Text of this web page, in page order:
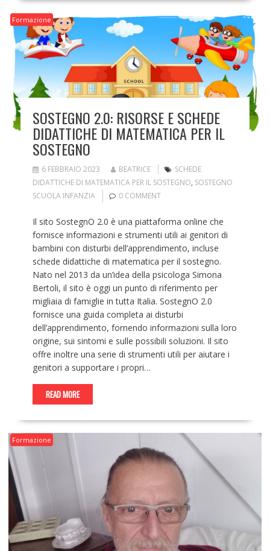
Formazione
SOSTEGNO 2.0: RISORSE E SCHEDE
DIDATTICHE DI MATEMATICA PER IL
SOSTEGNO
6 FEBBRAIO 2023 BEATRICE
SCHEDE
DIDATTICHE DI MATEMATICA PER IL SOSTEGNO, SOSTEGNO
SCUOLA INFANZIA
0 COMMENT
Il sito SostegnO 2.0 è una piattaforma online che
fornisce informazioni e strumenti utili ai genitori di
bambini con disturbi dell’apprendimento, incluse
schede didattiche di matematica per il sostegno.
Nato nel 2013 da un’idea della psicologa Simona
Bertoli, il sito è oggi un punto di riferimento per
migliaia di famiglie in tutta Italia. SostegnO 2.0
fornisce una guida completa ai disturbi
dell’apprendimento, fornendo informazioni sulla loro
origine, sui sintomi e sulle possibili soluzioni. Il sito
offre inoltre una serie di strumenti utili per aiutare i
genitori a supportare i propri…
READ MORE
Formazione